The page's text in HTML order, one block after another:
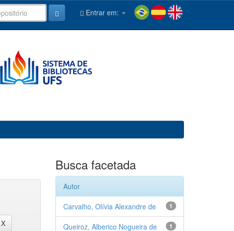
Entrar em:
Busca facetada
Autor
1
Carvalho, Olívia Alexandre de
1
Queiroz, Alberico Nogueira de